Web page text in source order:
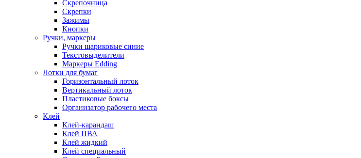
Скрепочница
Скрепки
Зажимы
Кнопки
Ручки, маркеры
Ручки шариковые синие
Текстовыделители
Маркеры Edding
Лотки для бумаг
Горизонтальный лоток
Вертикальный лоток
Пластиковые боксы
Организатор рабочего места
Клей
Клей-карандаш
Клей ПВА
Клей жидкий
Клей специальный